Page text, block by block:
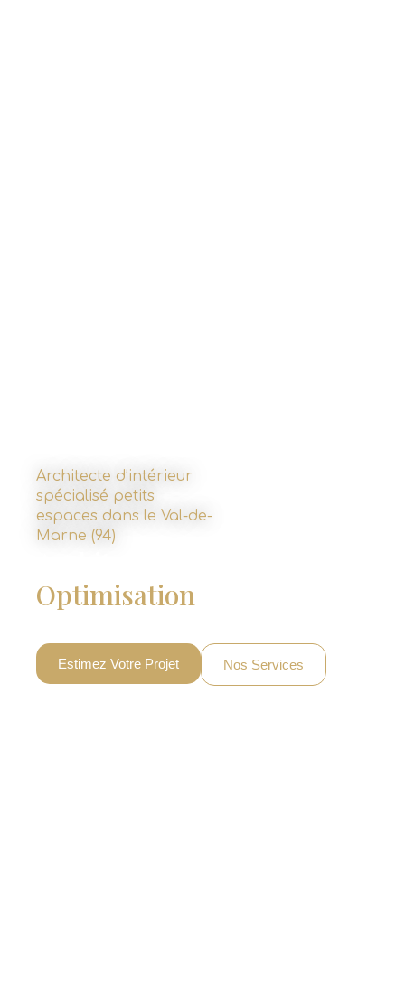
Architecte d’intérieur
spécialisé petits
espaces dans le Val-de-
Marne (94)
Optimisation
Estimez Votre Projet Nos Services